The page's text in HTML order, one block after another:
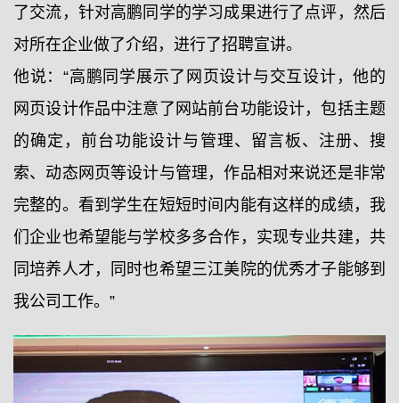
了交流，针对高鹏同学的学习成果进行了点评，然后
对所在企业做了介绍，进行了招聘宣讲。
他说：“高鹏同学展示了网页设计与交互设计，他的
网页设计作品中注意了网站前台功能设计，包括主题
的确定，前台功能设计与管理、留言板、注册、搜
索、动态网页等设计与管理，作品相对来说还是非常
完整的。看到学生在短短时间内能有这样的成绩，我
们企业也希望能与学校多多合作，实现专业共建，共
同培养人才，同时也希望三江美院的优秀才子能够到
我公司工作。”